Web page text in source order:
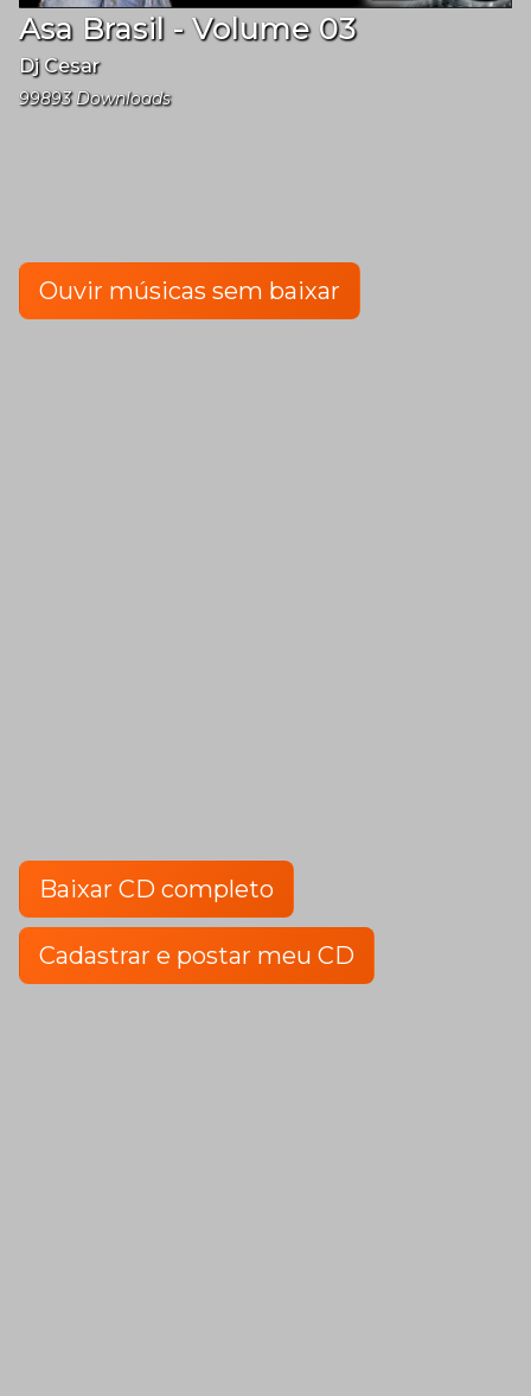
Asa Brasil - Volume 03
Dj Cesar
99893 Downloads
Ouvir músicas sem baixar
Baixar CD completo
Cadastrar e postar meu CD